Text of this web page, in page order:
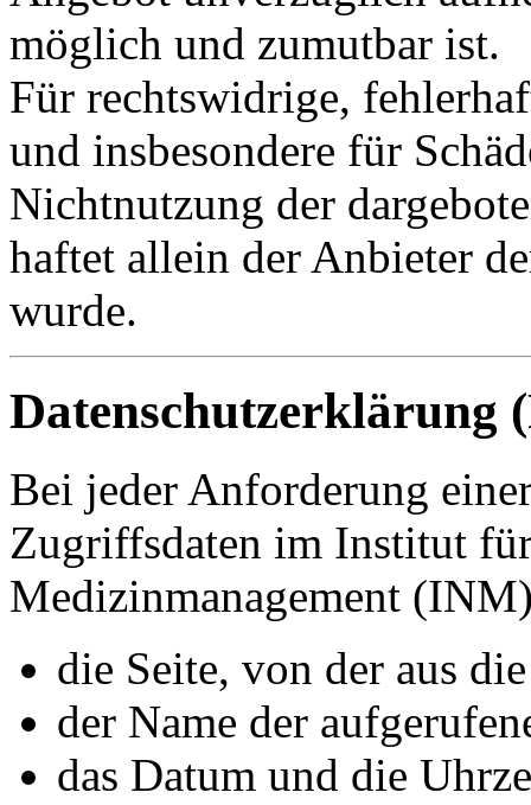
möglich und zumutbar ist.
Für rechtswidrige,
und insbesondere für
Nichtnutzung der
haftet allein der Anbieter
wurde.
Datenschutzerklärung
Bei jeder Anforderung
Zugriffsdaten im Institut
Medizinmanagement
die Seite, von der aus
der Name der
das Datum und die